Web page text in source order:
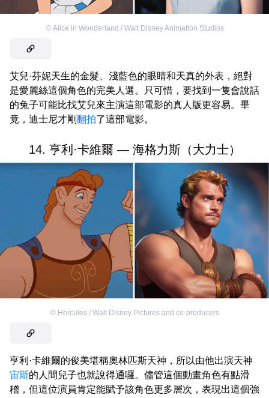
© Alice in Wonderland / Walt Disney Animation Studios
艾兒·芬妮天生的金髮、淺藍色的眼睛和天真的外表，絕對
是愛麗絲這個角色的完美人選。只可惜，要找到一隻會說話
的兔子可能比找艾兒來主演這部電影的真人版更容易。畢
竟，迪士尼才剛翻拍了這部電影。
14. 亨利·卡維爾 — 海格力斯（大力士）
© Hercules / Walt Disney Pictures and co-producers
亨利·卡維爾的俊美堪稱奧林匹斯天神，所以由他出演天神
宙斯的人間兒子也就說得通囉。儘管這個動畫角色有點滑
稽，但這位演員肯定能賦予該角色更多層次，表現出這個強